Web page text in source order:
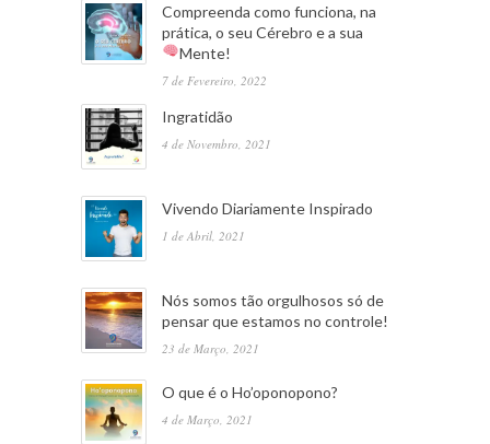
Compreenda como funciona, na
prática, o seu Cérebro e a sua
Mente!
7 de Fevereiro, 2022
Ingratidão
4 de Novembro, 2021
Vivendo Diariamente Inspirado
1 de Abril, 2021
Nós somos tão orgulhosos só de
pensar que estamos no controle!
23 de Março, 2021
O que é o Ho’oponopono?
4 de Março, 2021